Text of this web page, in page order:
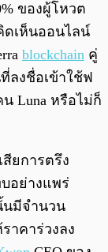
ของผู้โหวต
ดเห็นออนไลน์
blockchain คู่
ลงชื่อเข้าใช้ฟ
Luna หรือไม่ก็
สียการตรึง
อย่างแพร่
นมีจำนวน
าคาร่วงลง